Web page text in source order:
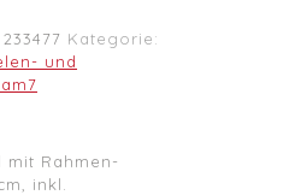
€. Kategorie:
und
mit Rahmen-
inkl.